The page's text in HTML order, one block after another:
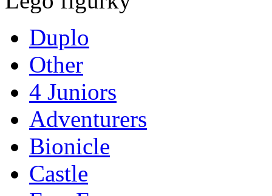
Duplo
Other
4 Juniors
Adventurers
Bionicle
Castle